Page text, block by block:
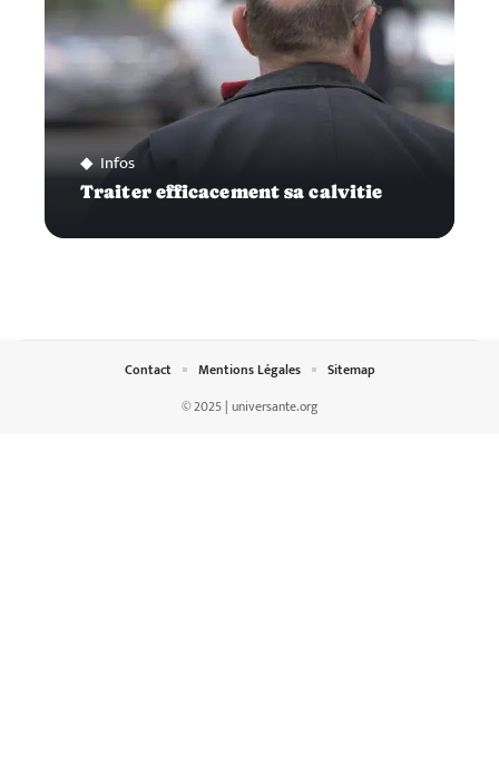
Infos
Traiter efficacement sa calvitie
© 2025 | universante.org
Contact Mentions Légales Sitemap